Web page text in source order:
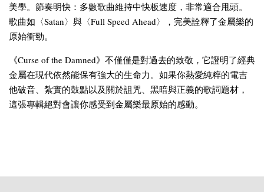
美學。節奏明快：多數歌曲維持中快板速度，非常適合甩頭。
歌曲如〈Satan〉與〈Full Speed Ahead〉，完美詮釋了金屬樂的
原始衝勁。
《Curse of the Damned》不僅僅是對過去的致敬，它證明了經典
金屬在現代依然能保有強大的生命力。如果你熱愛純粹的電吉
他破音、紮實的鼓點以及關於詛咒、黑暗與正義的歌詞題材，
這張專輯絕對會讓你感受到金屬樂最原始的感動。